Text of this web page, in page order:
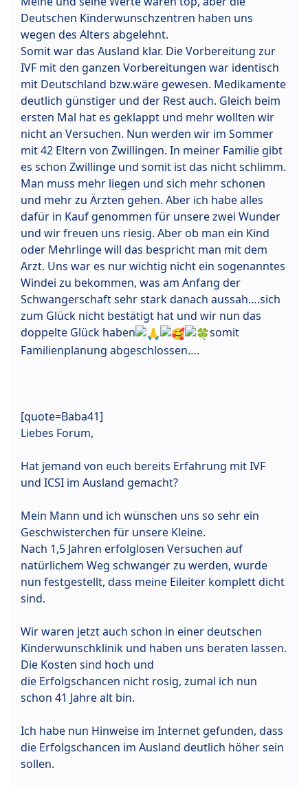
Deutschen Kinderwunschzentren haben uns
wegen des Alters abgelehnt.
Somit war das Ausland klar. Die Vorbereitung zur
IVF mit den ganzen Vorbereitungen war identisch
mit Deutschland bzw.wäre gewesen. Medikamente
deutlich günstiger und der Rest auch. Gleich beim
ersten Mal hat es geklappt und mehr wollten wir
nicht an Versuchen. Nun werden wir im Sommer
mit 42 Eltern von Zwillingen. In meiner Familie gibt
es schon Zwillinge und somit ist das nicht schlimm.
Man muss mehr liegen und sich mehr schonen
und mehr zu Ärzten gehen. Aber ich habe alles
dafür in Kauf genommen für unsere zwei Wunder
und wir freuen uns riesig. Aber ob man ein Kind
oder Mehrlinge will das bespricht man mit dem
Arzt. Uns war es nur wichtig nicht ein sogenanntes
Windei zu bekommen, was am Anfang der
Schwangerschaft sehr stark danach aussah….sich
zum Glück nicht bestätigt hat und wir nun das
doppelte Glück haben
somit
Familienplanung abgeschlossen….
[quote=Baba41]
Liebes Forum,
Hat jemand von euch bereits Erfahrung mit IVF
und ICSI im Ausland gemacht?
Mein Mann und ich wünschen uns so sehr ein
Geschwisterchen für unsere Kleine.
Nach 1,5 Jahren erfolglosen Versuchen auf
natürlichem Weg schwanger zu werden, wurde
nun festgestellt, dass meine Eileiter komplett dicht
sind.
Wir waren jetzt auch schon in einer deutschen
Kinderwunschklinik und haben uns beraten lassen.
Die Kosten sind hoch und
die Erfolgschancen nicht rosig, zumal ich nun
schon 41 Jahre alt bin.
Ich habe nun Hinweise im Internet gefunden, dass
die Erfolgschancen im Ausland deutlich höher sein
sollen.